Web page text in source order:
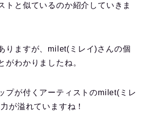
トと似ているのか紹介していきま
りますが、milet(ミレイ)さんの個
がわかりましたね。
プが付くアーティストのmilet(ミレ
が溢れていますね！